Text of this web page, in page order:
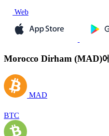
Web
Morocco Dirham (MAD)
MAD
BTC